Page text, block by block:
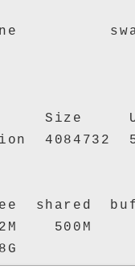
none
Size
4084732
shared
500M